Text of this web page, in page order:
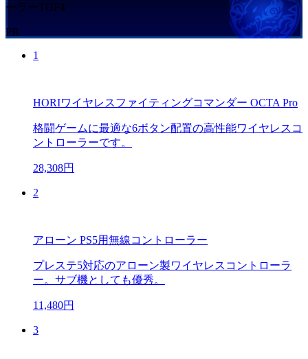
ーラーTOP4
PR
1
HORIワイヤレスファイティングコマンダー OCTA Pro
格闘ゲームに最適な6ボタン配置の高性能ワイヤレスコ
ントローラーです。
28,308円
2
アローン PS5用無線コントローラー
プレステ5対応のアローン製ワイヤレスコントローラ
ー。サブ機としても優秀。
11,480円
3